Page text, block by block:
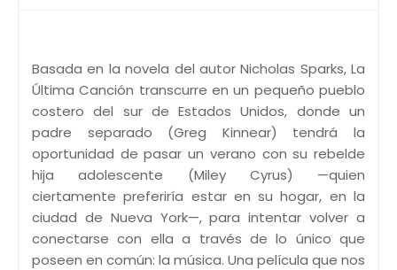
Basada en la novela del autor Nicholas Sparks, La
Última Canción transcurre en un pequeño pueblo
costero del sur de Estados Unidos, donde un
padre separado (Greg Kinnear) tendrá la
oportunidad de pasar un verano con su rebelde
hija adolescente (Miley Cyrus) —quien
ciertamente preferiría estar en su hogar, en la
ciudad de Nueva York—, para intentar volver a
conectarse con ella a través de lo único que
poseen en común: la música. Una película que nos